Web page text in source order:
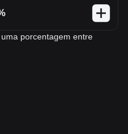
porcentagem entre